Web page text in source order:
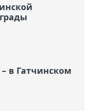
в Гатчинском